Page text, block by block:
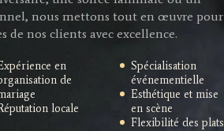
nous mettons tout en œuvre pour
de nos clients avec excellence.
en
de
locale
Spécialisation
événementielle
Esthétique et mise
en scène
Flexibilité des plats